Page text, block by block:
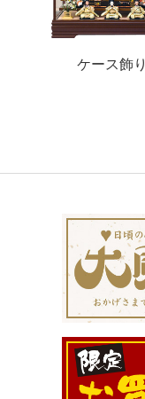
ケース飾り